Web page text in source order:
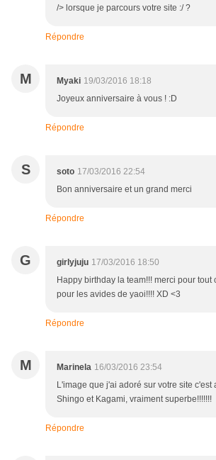
/> lorsque je parcours votre site :/ ?
Répondre
M Myaki 19/03/2016 18:18
Joyeux anniversaire à vous ! :D
Répondre
S soto 17/03/2016 22:54
Bon anniversaire et un grand merci
Répondre
G girlyjuju 17/03/2016 18:50
Happy birthday la team!!! merci pour tout
pour les avides de yaoi!!!! XD <3
Répondre
M Marinela 16/03/2016 23:54
L'image que j'ai adoré sur votre site c'est
Shingo et Kagami, vraiment superbe!!!!!!!
Répondre